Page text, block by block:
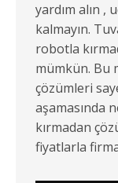
yardım alın
kalmayın.
robotla
mümkün. Bu
çözümleri
aşamasında
kırmadan
fiyatlarla